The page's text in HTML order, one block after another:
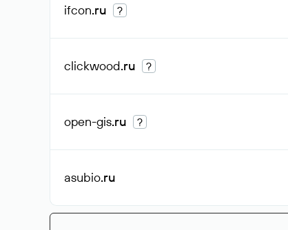
ifcon.ru ?
clickwood.ru ?
open-gis.ru ?
asubio.ru